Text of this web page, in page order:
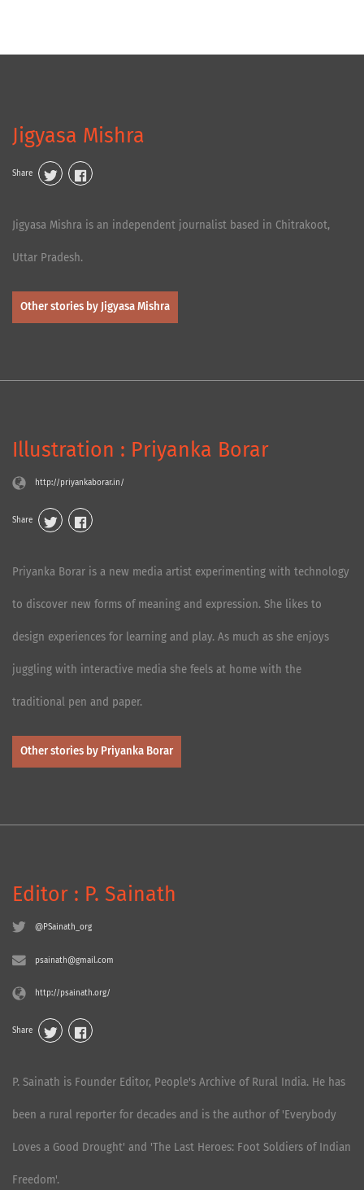
Jigyasa Mishra
Share
Jigyasa Mishra is an independent journalist based in Chitrakoot,
Uttar Pradesh.
Other stories by Jigyasa Mishra
Illustration : Priyanka Borar
http://priyankaborar.in/
Share
Priyanka Borar is a new media artist experimenting with technology
to discover new forms of meaning and expression. She likes to
design experiences for learning and play. As much as she enjoys
juggling with interactive media she feels at home with the
traditional pen and paper.
Other stories by Priyanka Borar
Editor : P. Sainath
@PSainath_org
psainath@gmail.com
http://psainath.org/
Share
P. Sainath is Founder Editor, People's Archive of Rural India. He has
been a rural reporter for decades and is the author of 'Everybody
Loves a Good Drought' and 'The Last Heroes: Foot Soldiers of Indian
Freedom'.